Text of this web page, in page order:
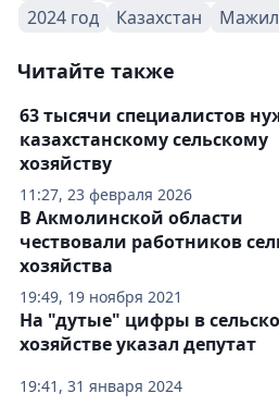
2024 год
Казахстан
Читайте также
11:27, 23 февраля 2026
63 тысячи специалистов
казахстанскому сельскому
хозяйству
19:49, 19 ноября 2021
В Акмолинской области
чествовали работников
хозяйства
19:41, 31 января 2024
На "дутые" цифры в
хозяйстве указал депутат